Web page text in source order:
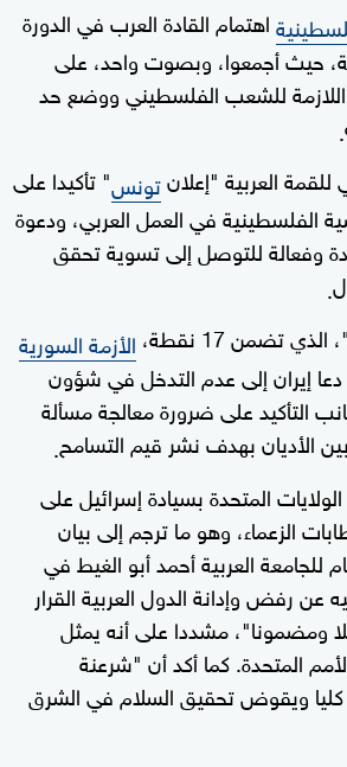
اهتمام القادة العرب في الدورة
حيث أجمعوا، وبصوت واحد، على
اللازمة للشعب الفلسطيني ووضع حد
.
العربية "إعلانتونس" تأكيدا على
الفلسطينية في العمل العربي، ودعوة
وفعالة للتوصل إلى تسوية تحقق
.
تضمن 17 نقطة،
الأزمة السورية
دعا إيران إلى عدم التدخل في شؤون
التأكيد على ضرورة معالجة مسألة
بين الأديان بهدف نشر قيم التسامح.
المتحدة بسيادة إسرائيل على
الزعماء، وهو ما ترجم إلى بيان
للجامعة العربية أحمد أبو الغيط في
عن رفض وإدانة الدول العربية القرار
ومضمونا"، مشددا على أنه يمثل
المتحدة. كما أكد أن "شرعنة
كليا ويقوض تحقيق السلام في الشرق